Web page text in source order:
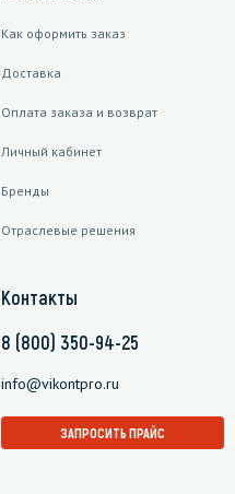
Как оформить заказ
Доставка
Оплата заказа и возврат
Личный кабинет
Бренды
Отраслевые решения
Контакты
8 (800) 350-94-25
info@vikontpro.ru
ЗАПРОСИТЬ ПРАЙС